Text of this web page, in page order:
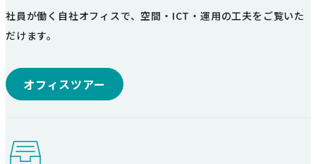
社員が働く自社オフィスで、空間・ICT・運用の工夫をご覧いた
だけます。
オフィスツアー